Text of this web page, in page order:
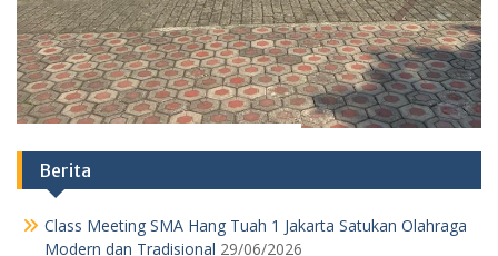
Berita
Class Meeting SMA Hang Tuah 1 Jakarta Satukan Olahraga
Modern dan Tradisional 29/06/2026